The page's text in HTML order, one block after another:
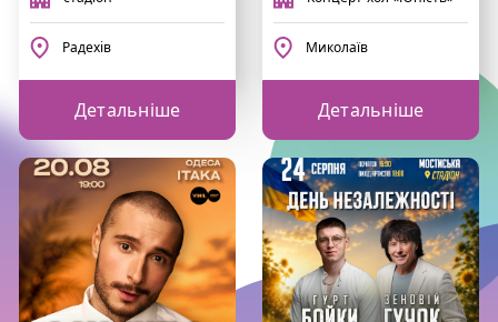
Радехів
Детальніше
Миколаїв
Детальніше